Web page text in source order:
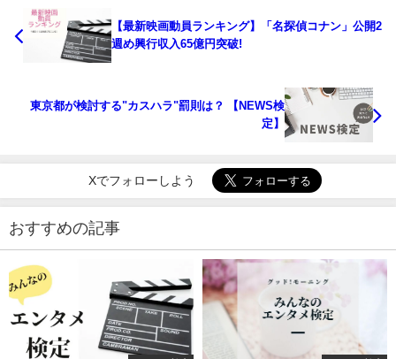
【最新映画動員ランキング】「名探偵コナン」公開2
週め興行収入65億円突破!
東京都が検討する"カスハラ"罰則は？ 【NEWS検
定】
Xでフォローしよう
おすすめの記事